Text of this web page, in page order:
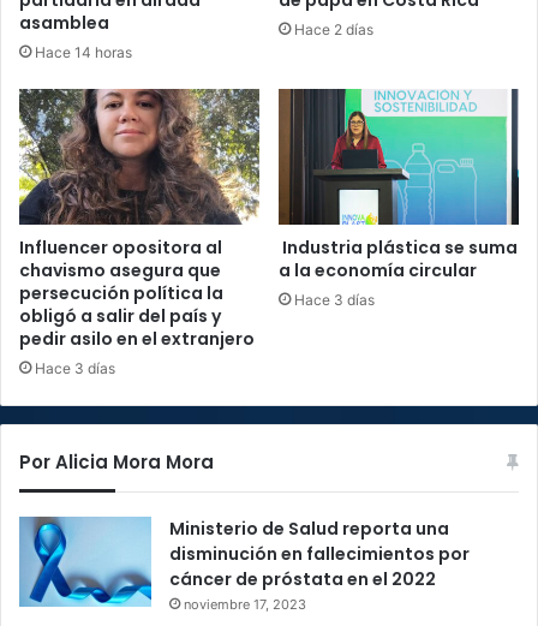
asamblea
Hace 14 horas
Hace 2 días
Influencer opositora al
chavismo asegura que
persecución política la
obligó a salir del país y
pedir asilo en el extranjero
Hace 3 días
Industria plástica se suma
a la economía circular
Hace 3 días
Por Alicia Mora Mora
Ministerio de Salud reporta una
disminución en fallecimientos por
cáncer de próstata en el 2022
noviembre 17, 2023